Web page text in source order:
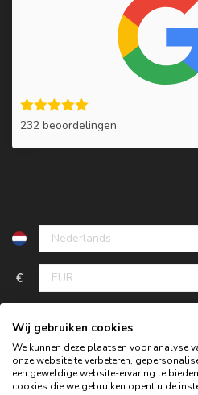
232 beoordelingen
€
Wij gebruiken cookies
We kunnen deze plaatsen voor analyse
onze website te verbeteren,
een geweldige website-ervaring te
cookies die we gebruiken opent u de